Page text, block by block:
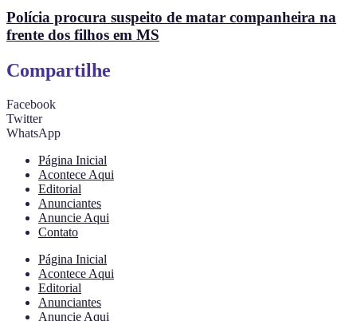
Polícia procura suspeito de matar companheira na
frente dos filhos em MS
Compartilhe
Facebook
Twitter
WhatsApp
Página Inicial
Acontece Aqui
Editorial
Anunciantes
Anuncie Aqui
Contato
Página Inicial
Acontece Aqui
Editorial
Anunciantes
Anuncie Aqui